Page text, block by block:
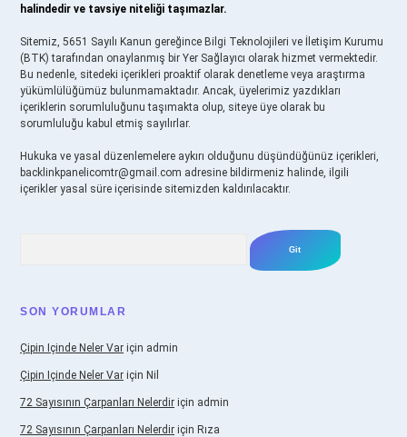
halindedir ve tavsiye niteliği taşımazlar.
Sitemiz, 5651 Sayılı Kanun gereğince Bilgi Teknolojileri ve İletişim Kurumu
(BTK) tarafından onaylanmış bir Yer Sağlayıcı olarak hizmet vermektedir.
Bu nedenle, sitedeki içerikleri proaktif olarak denetleme veya araştırma
yükümlülüğümüz bulunmamaktadır. Ancak, üyelerimiz yazdıkları
içeriklerin sorumluluğunu taşımakta olup, siteye üye olarak bu
sorumluluğu kabul etmiş sayılırlar.
Hukuka ve yasal düzenlemelere aykırı olduğunu düşündüğünüz içerikleri,
backlinkpanelicomtr@gmail.com adresine bildirmeniz halinde, ilgili
içerikler yasal süre içerisinde sitemizden kaldırılacaktır.
SON YORUMLAR
Çipin Içinde Neler Var için admin
Çipin Içinde Neler Var için Nil
72 Sayısının Çarpanları Nelerdir için admin
72 Sayısının Çarpanları Nelerdir için Rıza